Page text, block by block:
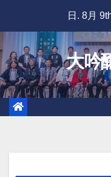
content
日. 8月
大吟